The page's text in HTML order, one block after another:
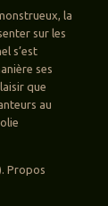
la
sur les
s’est
ses
que
au
Propos